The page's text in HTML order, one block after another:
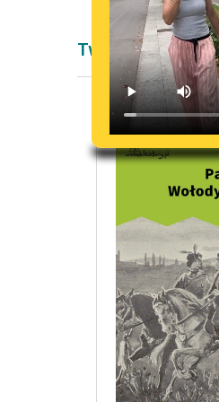
Twórczość